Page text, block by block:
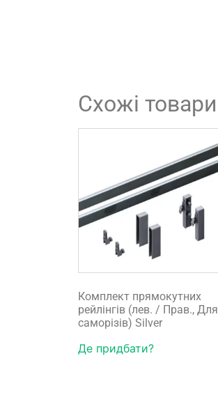
Схожі товари
Комплект прямокутних
рейлінгів (лев. / Прав., Для
саморізів) Silver
Де придбати?